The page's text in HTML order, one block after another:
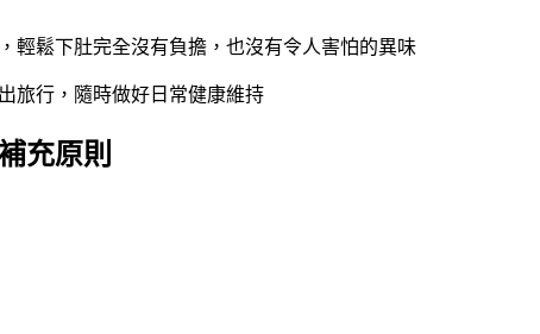
輕鬆下肚完全沒有負擔，也沒有令人害怕的異味
旅行，隨時做好日常健康維持
充原則